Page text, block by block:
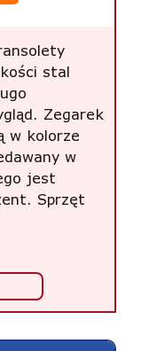
stal
Zegarek
w kolorze
w
jest
Sprzęt